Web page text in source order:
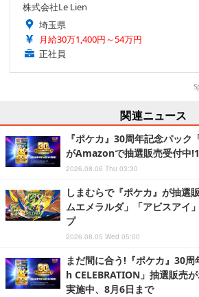
株式会社Le Lien
埼玉県
月給30万1,400円～54万円
正社員
関連ニュース
『ポケカ』30周年記念パック
がAmazonで抽選販売受付中
2026.08.06 Thu 03:30
しまむらで『ポケカ』が抽選
ムエメラルダ」「アビスアイ
プ
2026.08.05 Wed 05:00
まだ間に合う!『ポケカ』30
h CELEBRATION」抽選販売
実施中、8月6日まで